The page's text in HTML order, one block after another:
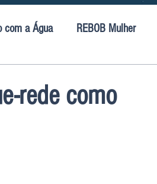
com a Água REBOB Mulher
rede como